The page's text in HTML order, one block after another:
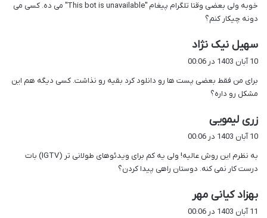
:
خوبه ولی بعضی وقتا تلگرام پیغام "This bot is unavailable" می ده. کسی می
دونه چیکار کنم؟
سهیل نیک نژاد
ف
:
10 آبان 1403 در 00:06
برای من فقط بعضی پست ها رو دانلود کرد بقیه رو نذاشت. کسی دیگه هم این
مشکل رو داره؟
زری لیمویی
ف
:
10 آبان 1403 در 00:06
به نظرم این روش عالیه! ولی یه کم برای ویدئوهای طولانی تر (IGTV) بات
درست کار نمی کنه. دوستان راهی پیدا کردن؟
بهزاد کیانی مهر
ف
11 آبان 1403 در 00:06